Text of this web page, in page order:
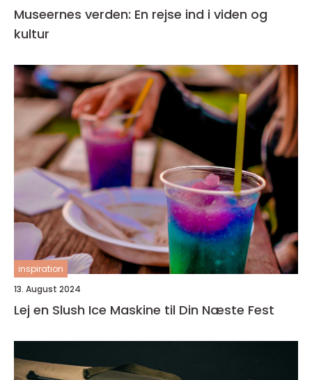
Museernes verden: En rejse ind i viden og
kultur
inspiration
13. August 2024
Lej en Slush Ice Maskine til Din Næste Fest